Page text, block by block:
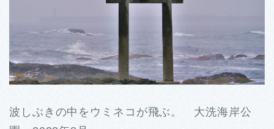
波しぶきの中をウミネコが飛ぶ。 大洗海岸公